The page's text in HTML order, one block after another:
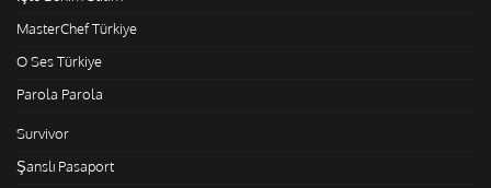
MasterChef Türkiye
O Ses Türkiye
Parola Parola
Survivor
Şanslı Pasaport